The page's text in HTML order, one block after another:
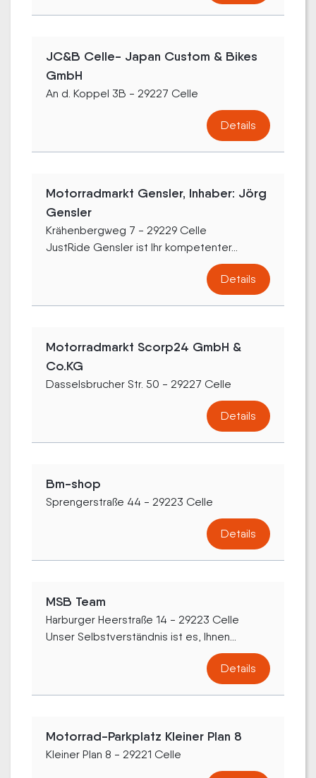
JC&B Celle- Japan Custom & Bikes
GmbH
An d. Koppel 3B - 29227 Celle
Details
Motorradmarkt Gensler, Inhaber: Jörg
Gensler
Krähenbergweg 7 - 29229 Celle
JustRide Gensler ist Ihr kompetenter...
Details
Motorradmarkt Scorp24 GmbH &
Co.KG
Dasselsbrucher Str. 50 - 29227 Celle
Details
Bm-shop
Sprengerstraße 44 - 29223 Celle
Details
MSB Team
Harburger Heerstraße 14 - 29223 Celle
Unser Selbstverständnis ist es, Ihnen...
Details
Motorrad-Parkplatz Kleiner Plan 8
Kleiner Plan 8 - 29221 Celle